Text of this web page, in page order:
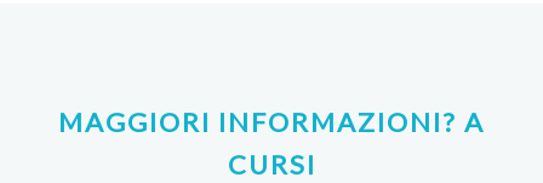
MAGGIORI INFORMAZIONI? A
CURSI